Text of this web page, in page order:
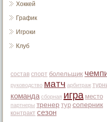
Хоккей
График
Игроки
Клуб
состав спорт болельщик
руководство матч арбитраж
команда сборная игра место
партнеры тренер тур соперник
контракт сезон